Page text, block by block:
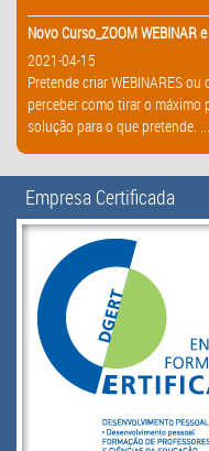
Novo Curso_ZOOM WEBINAR
2021-04-15
Pretende criar WEBINARES
perceber como tirar o máximo
solução para o que pretende. ...
Empresa Certificada